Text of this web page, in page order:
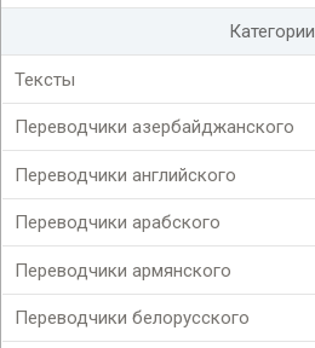
Категории
Тексты
Переводчики азербайджанского
Переводчики английского
Переводчики арабского
Переводчики армянского
Переводчики белорусского